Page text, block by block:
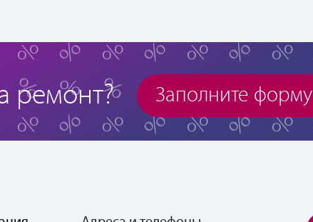
ремонт? Заполните форму